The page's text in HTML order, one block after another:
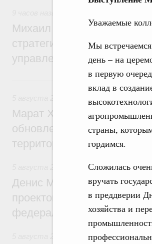
Уважаемые
Мы
день – на
в первую
вклад в
страны,
гордимся.
Сложилась
вручать
в преддверии
хозяйства и
Михаил Мишустин дал
стратегической сессии о
управления научно-
Марат Хуснуллин: Более
обновлено в России при
территорий
Инструменты
Денис Мантуров провёл
проектов института
федеральном округе
Молодёжная политика